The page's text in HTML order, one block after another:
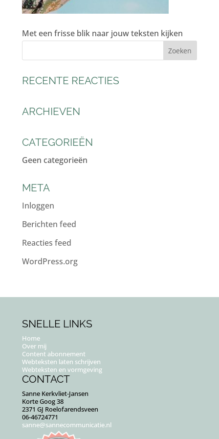
Met een frisse blik naar jouw teksten kijken
RECENTE REACTIES
ARCHIEVEN
CATEGORIEËN
Geen categorieën
META
Inloggen
Berichten feed
Reacties feed
WordPress.org
SNELLE LINKS
Home
Over mij
Content abonnement
Webteksten laten schrijven
Webteksten en vormgeving
CONTACT
Sanne Kerkvliet-Jansen
Korte Goog 38
2371 GJ Roelofarendsveen
06-46724771
sanne@sannecommunicatie.nl